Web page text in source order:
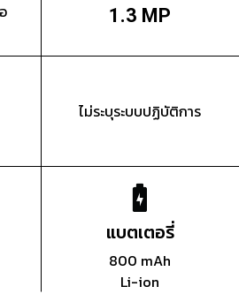
1.3 MP
ไม่ระบุระบบปฏิบัติการ
แบตเตอรี่
800 mAh
Li-ion